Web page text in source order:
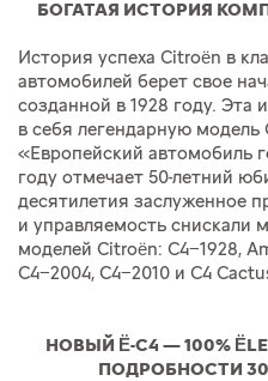
БОГАТАЯ ИСТОРИЯ
История успеха Citroën в
автомобилей берет свое
созданной в 1928 году. Эта
в себя легендарную модель
«Европейский автомобиль
году отмечает 50-летний
десятилетия заслуженное
и управляемость снискали
моделей Citroën: C4−1928,
C4−2004, C4−2010 и C4
НОВЫЙ Ë-C4 — 100%
ПОДРОБНОСТИ